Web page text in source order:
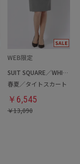
SUIT SQUARE／WHITE
春夏／タイトスカート
￥ 6,545
￥13,090